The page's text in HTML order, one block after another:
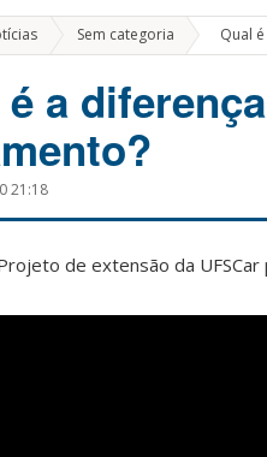
Sem categoria » Qual
a
21:18
de extensão da